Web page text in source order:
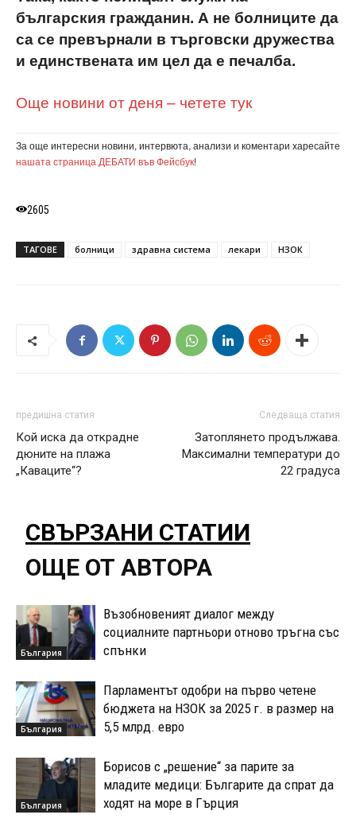
българския гражданин. А не болниците да
са се превърнали в търговски дружества
и единствената им цел да е печалба.
Още новини от деня – четете тук
За още интересни новини, интервюта, анализи и коментари харесайте
нашата страница ДЕБАТИ във Фейсбук!
2605
ТАГОВЕ болници здравна система лекари НЗОК
предишна статия
Кой иска да открадне
дюните на плажа
„Каваците“?
Следваща статия
Затоплянето продължава.
Максимални температури до
22 градуса
СВЪРЗАНИ СТАТИИ
ОЩЕ ОТ АВТОРА
България
Възобновеният диалог между
социалните партньори отново тръгна със
спънки
България
Парламентът одобри на първо четене
бюджета на НЗОК за 2025 г. в размер на
5,5 млрд. евро
България
Борисов с „решение“ за парите за
младите медици: Българите да спрат да
ходят на море в Гърция